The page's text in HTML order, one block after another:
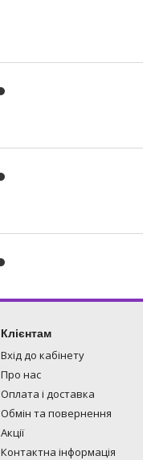
Клієнтам
Вхід до кабінету
Про нас
Оплата і доставка
Обмін та повернення
Акції
Контактна інформація